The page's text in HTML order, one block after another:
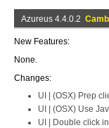
Azureus 4.4.0.2
New Features:
None.
Changes:
UI | (OSX) Prep
UI | (OSX) Use
UI | Double click